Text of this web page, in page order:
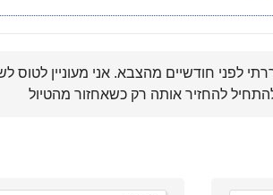
לפני חודשיים מהצבא. אני מעוניין